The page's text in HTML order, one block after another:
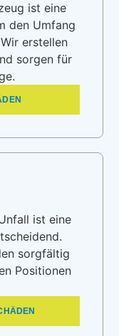
ist eine
den Umfang
erstellen
sorgen für
ist eine
sorgfältig
Positionen